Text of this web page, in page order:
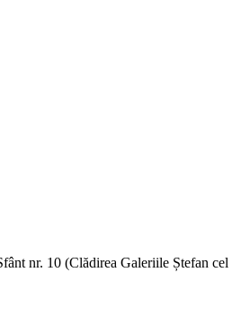
nr. 10 (Clădirea Galeriile Ștefan cel